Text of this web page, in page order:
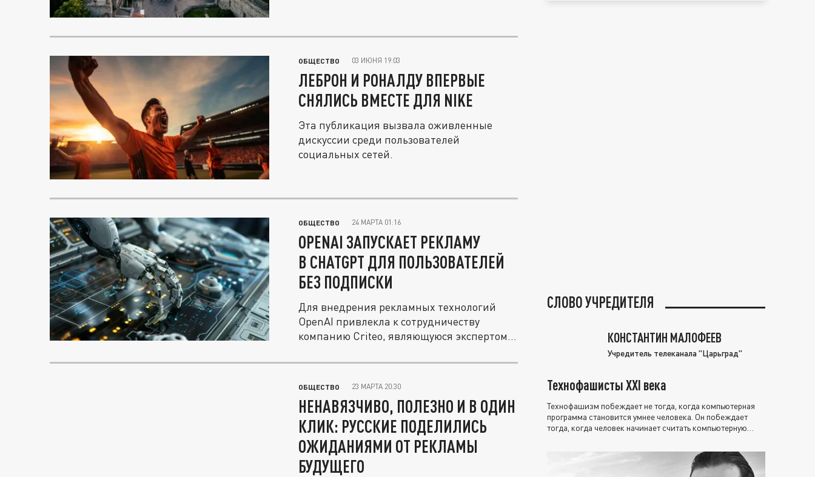
ОБЩЕСТВО 03 ИЮНЯ 19:03
ЛЕБРОН И РОНАЛДУ ВПЕРВЫЕ
СНЯЛИСЬ ВМЕСТЕ ДЛЯ NIKE
Эта публикация вызвала оживленные
дискуссии среди пользователей
социальных сетей.
ОБЩЕСТВО 24 МАРТА 01:16
OPENAI ЗАПУСКАЕТ РЕКЛАМУ
В CHATGPT ДЛЯ ПОЛЬЗОВАТЕЛЕЙ
БЕЗ ПОДПИСКИ
Для внедрения рекламных технологий
OpenAI привлекла к сотрудничеству
компанию Criteo, являющуюся экспертом...
ОБЩЕСТВО 23 МАРТА 20:30
НЕНАВЯЗЧИВО, ПОЛЕЗНО И В ОДИН
КЛИК: РУССКИЕ ПОДЕЛИЛИСЬ
ОЖИДАНИЯМИ ОТ РЕКЛАМЫ
БУДУЩЕГО
СЛОВО УЧРЕДИТЕЛЯ
КОНСТАНТИН МАЛОФЕЕВ
Учредитель телеканала "Царьград"
Технофашисты XXI века
Технофашизм побеждает не тогда, когда компьютерная
программа становится умнее человека. Он побеждает
тогда, когда человек начинает считать компьютерную